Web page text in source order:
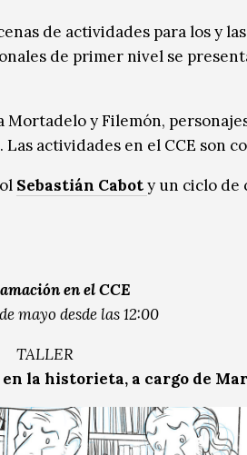
de actividades para los y
de primer nivel se
Mortadelo y Filemón,
actividades en el CCE son
Sebastián Caboty un ciclo de
en el CCE
mayo desde las 12:00
TALLER
la historieta, a cargo de